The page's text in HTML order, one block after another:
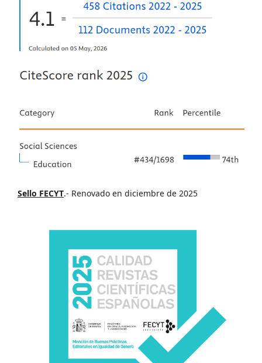
Sello FECYT.- Renovado en diciembre de 2025